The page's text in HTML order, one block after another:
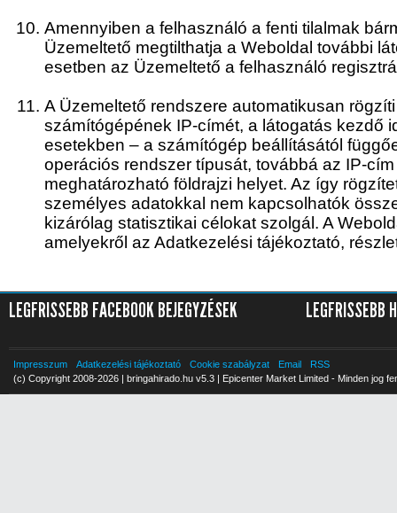
Amennyiben a felhasználó a fenti tilalmak
Üzemeltető megtilthatja a Weboldal további
esetben az Üzemeltető a felhasználó
A Üzemeltető rendszere automatikusan
számítógépének IP-címét, a látogatás kezdő
esetekben – a számítógép beállításától
operációs rendszer típusát, továbbá az IP-
meghatározható földrajzi helyet. Az így
személyes adatokkal nem kapcsolhatók
kizárólag statisztikai célokat szolgál. A
amelyekről az Adatkezelési tájékoztató,
LEGFRISSEBB FACEBOOK BEJEGYZÉSEK LEGFRISSEBB
Impresszum Adatkezelési tájékoztató Cookie szabályzat Email
RSS
(c) Copyright 2008-2026 | bringahirado.hu v5.3 | Epicenter Market Limited - Minden jog